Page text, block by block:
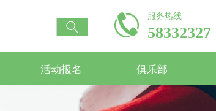
服务热线
58332327
活动报名 俱乐部